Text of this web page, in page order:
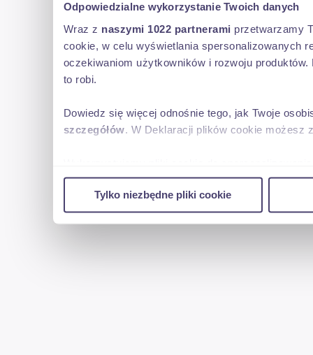
Odpowiedzialne wykorzystanie Twoich danych
Wraz z naszymi 1022 partnerami przetwarzamy
cookie, w celu wyświetlania spersonalizowanych
oczekiwaniom użytkowników i rozwoju
to robi.
Dowiedz się więcej odnośnie tego, jak Twoje
szczegółów. W Deklaracji plików cookie możesz
w naszej witrynie. Informacje o tym, jak
reklamowym i analitycznym. Partnerzy mogą
uzyskanymi podczas korzystania z ich usług.
Tylko niezbędne pliki cookie